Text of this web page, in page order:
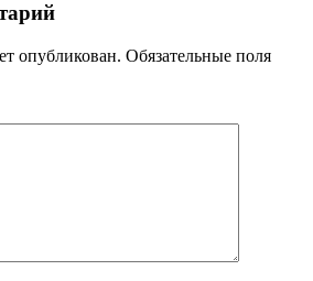
опубликован. Обязательные поля